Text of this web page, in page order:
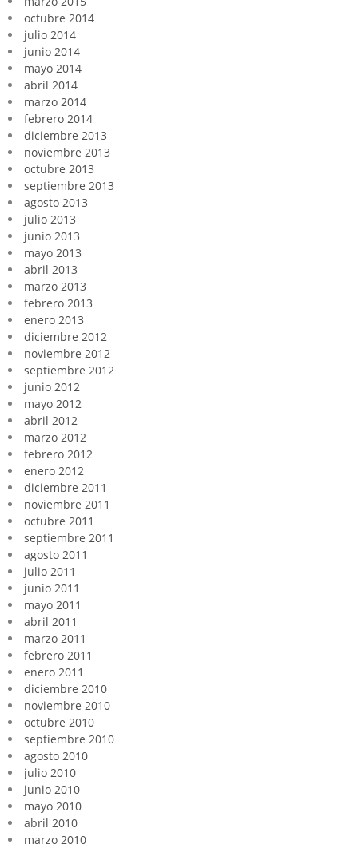
octubre 2014
julio 2014
junio 2014
mayo 2014
abril 2014
marzo 2014
febrero 2014
diciembre 2013
noviembre 2013
octubre 2013
septiembre 2013
agosto 2013
julio 2013
junio 2013
mayo 2013
abril 2013
marzo 2013
febrero 2013
enero 2013
diciembre 2012
noviembre 2012
septiembre 2012
junio 2012
mayo 2012
abril 2012
marzo 2012
febrero 2012
enero 2012
diciembre 2011
noviembre 2011
octubre 2011
septiembre 2011
agosto 2011
julio 2011
junio 2011
mayo 2011
abril 2011
marzo 2011
febrero 2011
enero 2011
diciembre 2010
noviembre 2010
octubre 2010
septiembre 2010
agosto 2010
julio 2010
junio 2010
mayo 2010
abril 2010
marzo 2010